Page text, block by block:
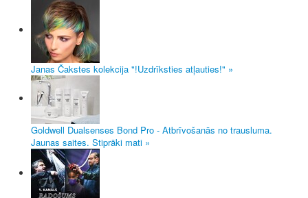
Janas Čakstes kolekcija "!Uzdrīksties atļauties!" »
Goldwell Dualsenses Bond Pro - Atbrīvošanās no trausluma.
Jaunas saites. Stiprāki mati »